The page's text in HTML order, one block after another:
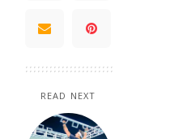
READ NEXT